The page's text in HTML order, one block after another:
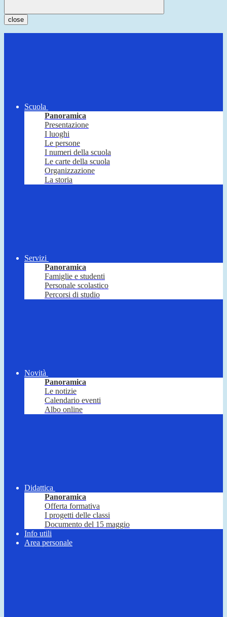
close
Scuola
Panoramica
Presentazione
I luoghi
Le persone
I numeri della scuola
Le carte della scuola
Organizzazione
La storia
Servizi
Panoramica
Famiglie e studenti
Personale scolastico
Percorsi di studio
Novità
Panoramica
Le notizie
Calendario eventi
Albo online
Didattica
Panoramica
Offerta formativa
I progetti delle classi
Documento del 15 maggio
Info utili
Area personale